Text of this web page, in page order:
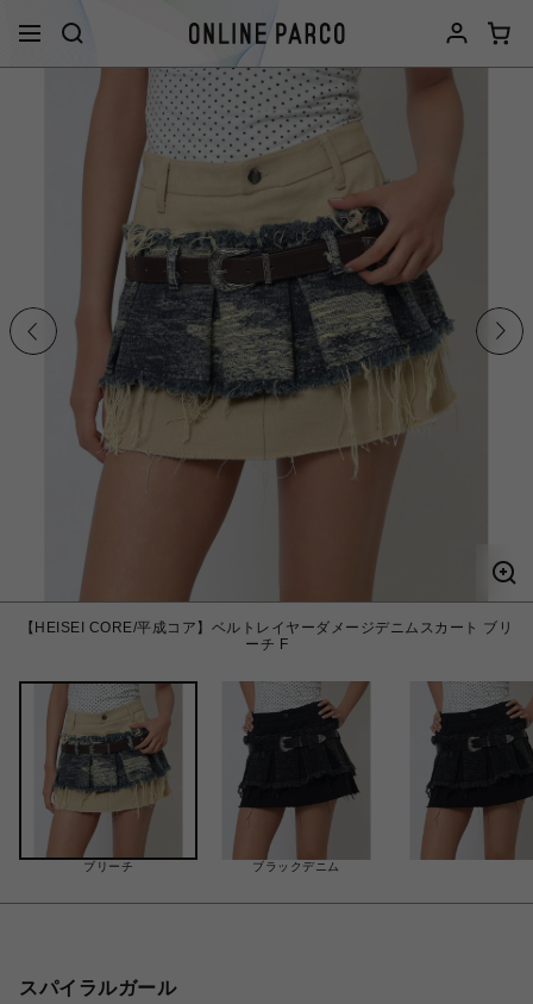
【HEISEI CORE/平成コア】ベルトレイヤーダメージデニムスカート ブリ
ーチ F
ブリーチ ブラックデニム
スパイラルガール